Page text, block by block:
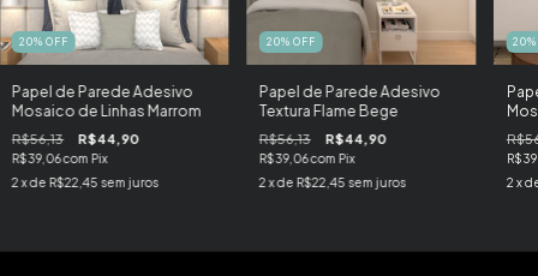
20% OFF
Papel de Parede Adesivo
Mosaico de Linhas Marrom
R$56,13 R$44,90
R$39,06com Pix
2 x de R$22,45 sem juros
20% OFF
Papel de Parede Adesivo
Textura Flame Bege
R$56,13 R$44,90
R$39,06com Pix
2 x de R$22,45 sem juros
20
2 x